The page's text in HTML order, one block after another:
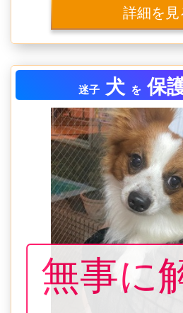
詳細を見
無事に
迷子 犬 を 保